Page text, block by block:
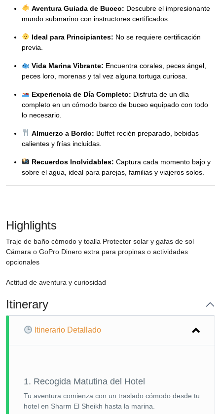
Aventura Guiada de Buceo: Descubre el impresionante
mundo submarino con instructores certificados.
Ideal para Principiantes: No se requiere certificación
previa.
Vida Marina Vibrante: Encuentra corales, peces ángel,
peces loro, morenas y tal vez alguna tortuga curiosa.
Experiencia de Día Completo: Disfruta de un día
completo en un cómodo barco de buceo equipado con todo
lo necesario.
Almuerzo a Bordo: Buffet recién preparado, bebidas
calientes y frías incluidas.
Recuerdos Inolvidables: Captura cada momento bajo y
sobre el agua, ideal para parejas, familias y viajeros solos.
Highlights
Traje de baño cómodo y toalla Protector solar y gafas de sol
Cámara o GoPro Dinero extra para propinas o actividades
opcionales
Actitud de aventura y curiosidad
Itinerary
Itinerario Detallado
1. Recogida Matutina del Hotel
Tu aventura comienza con un traslado cómodo desde tu
hotel en Sharm El Sheikh hasta la marina.